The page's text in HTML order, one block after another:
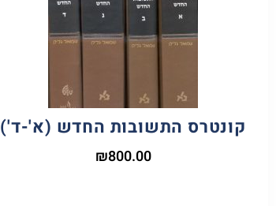
קונטרס התשובות החדש (א'-ד')
₪800.00